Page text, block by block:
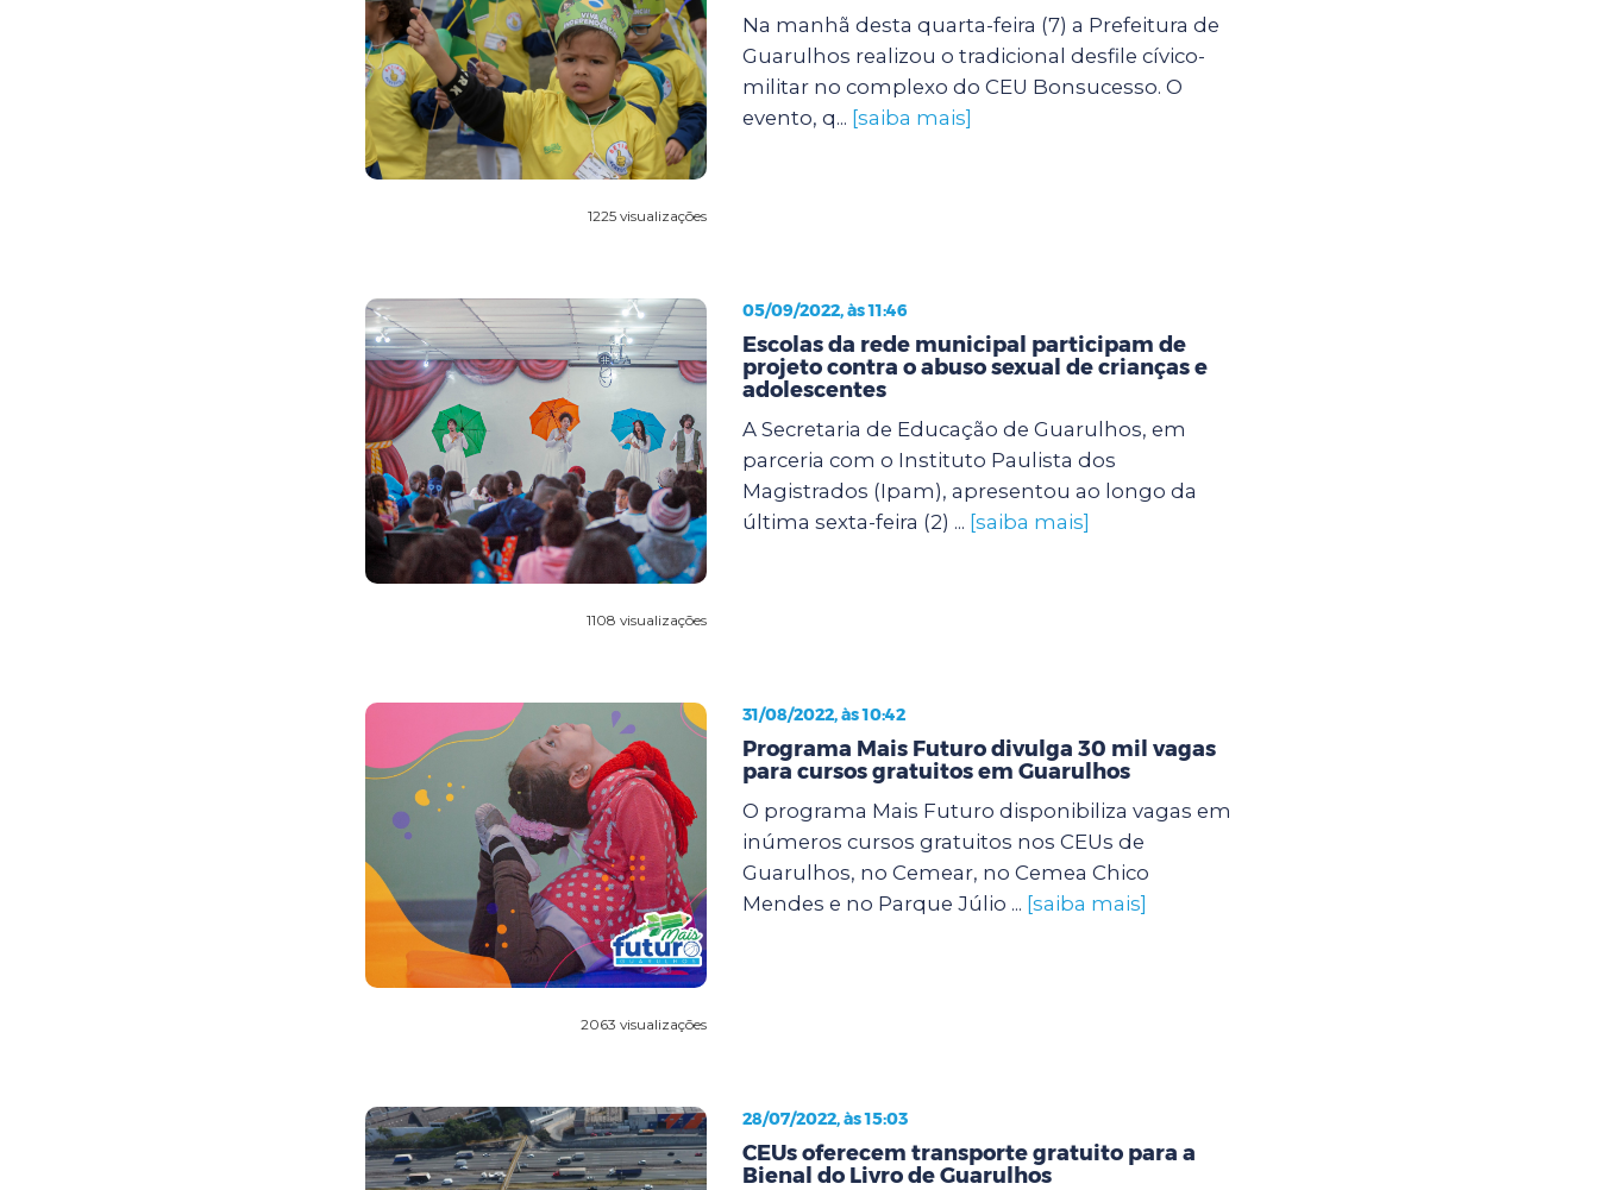
1225 visualizações
Na manhã desta quarta-feira (7) a Prefeitura de
Guarulhos realizou o tradicional desfile cívico-
militar no complexo do CEU Bonsucesso. O
evento, q... [saiba mais]
1108 visualizações
05/09/2022, às 11:46
Escolas da rede municipal participam de
projeto contra o abuso sexual de crianças e
adolescentes
A Secretaria de Educação de Guarulhos, em
parceria com o Instituto Paulista dos
Magistrados (Ipam), apresentou ao longo da
última sexta-feira (2) ... [saiba mais]
2063 visualizações
31/08/2022, às 10:42
Programa Mais Futuro divulga 30 mil vagas
para cursos gratuitos em Guarulhos
O programa Mais Futuro disponibiliza vagas em
inúmeros cursos gratuitos nos CEUs de
Guarulhos, no Cemear, no Cemea Chico
Mendes e no Parque Júlio ... [saiba mais]
28/07/2022, às 15:03
CEUs oferecem transporte gratuito para a
Bienal do Livro de Guarulhos